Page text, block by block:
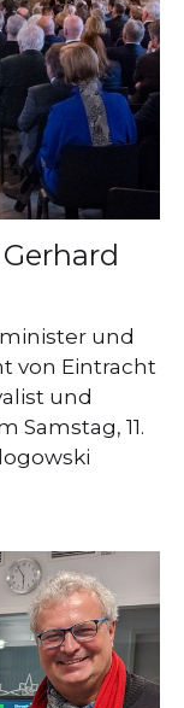
und
von Eintracht
und
Samstag, 11.